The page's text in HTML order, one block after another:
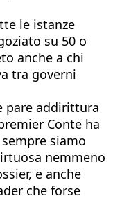
le istanze
su 50 o
anche a chi
tra governi
pare addirittura
Conte ha
siamo
nemmeno
e anche
che forse